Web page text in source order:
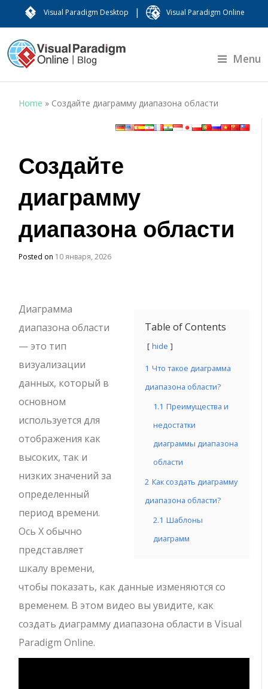
Visual Paradigm Desktop | Visual Paradigm Online
Menu
Home » Создайте диаграмму диапазона области
Создайте
диаграмму
диапазона области
Posted on 10 января, 2026
Table of Contents
hide
1 Что такое диаграмма
диапазона области?
1.1 Преимущества и
недостатки
диаграммы диапазона
области
2 Как создать диаграмму
диапазона области?
2.1 Шаблоны
диаграмм
Диаграмма
диапазона области
— это тип
визуализации
данных, который в
основном
используется для
отображения как
высоких, так и
низких значений за
определенный
период времени.
Ось X обычно
представляет
шкалу времени,
чтобы показать, как данные изменяются со
временем. В этом видео вы увидите, как
создать диаграмму диапазона области в Visual
Paradigm Online.